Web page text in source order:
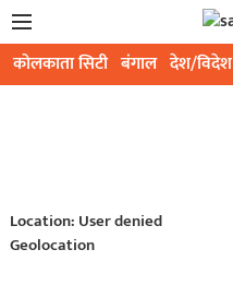
कोलकाता सिटी बंगाल देश/विदेश
Location: User denied
Geolocation